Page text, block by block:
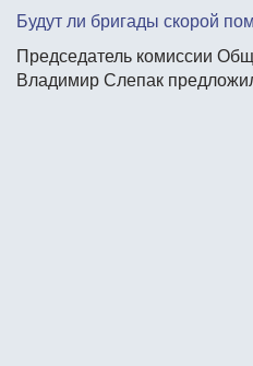
Будут ли бригады скорой
Председатель комиссии
Владимир Слепак